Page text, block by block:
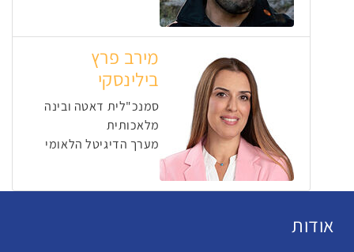
מירב פרץ
בילינסקי
סמנכ"לית דאטה ובינה
מלאכותית
מערך הדיגיטל הלאומי
אודות